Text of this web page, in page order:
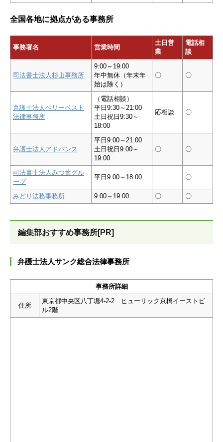
全国各地に拠点がある事務所
事務署名 営業時間
土日営
業
電話相
談
司法書士法人杉山事務所
9:00～19:00
年中無休（年末年
始は除く）
〇 〇
弁護士法人ベリーベスト
法律事務所
（電話相談）
平日9:30～21:00
土日祝日9:30～
18:00
応相談 〇
弁護士法人アドバンス
平日9:00～21:00
土日祝日9:00～
19:00
〇 〇
司法書士法人みつ葉グル
ープ
平日9:00～18:00 〇
みどり法務事務所 9:00～19:00 〇 〇
編集部おすすめ事務所[PR]
弁護士法人サンク総合法律事務所
事務所詳細
住所
東京都中央区八丁堀4-2-2 ヒューリック京橋イーストビ
ル2階